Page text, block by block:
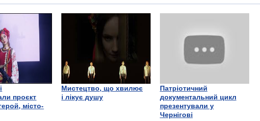
проєкт
місто-
Мистецтво, що хвилює
і лікує душу
Патріотичний
документальний цикл
презентували у
Чернігові